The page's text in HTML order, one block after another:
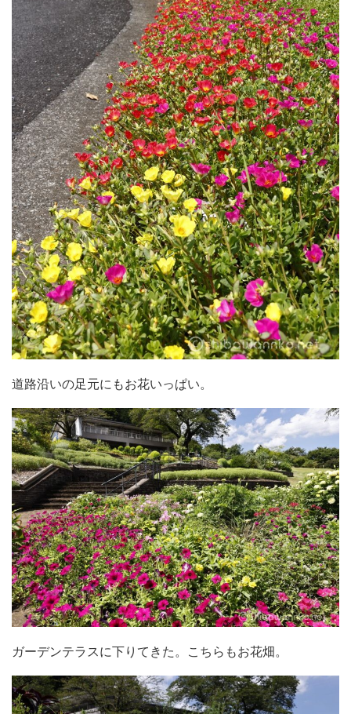
道路沿いの足元にもお花いっぱい。
ガーデンテラスに下りてきた。こちらもお花畑。